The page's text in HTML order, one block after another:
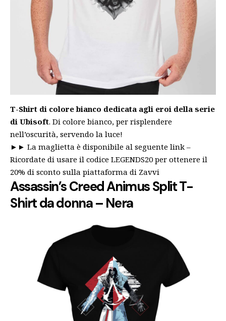
T-Shirt di colore bianco dedicata agli eroi della serie
di Ubisoft. Di colore bianco, per risplendere
nell’oscurità, servendo la luce!
►► La maglietta è disponibile al seguente link –
Ricordate di usare il codice LEGENDS20 per ottenere il
20% di sconto sulla piattaforma di Zavvi
Assassin’s Creed Animus Split T-
Shirt da donna – Nera